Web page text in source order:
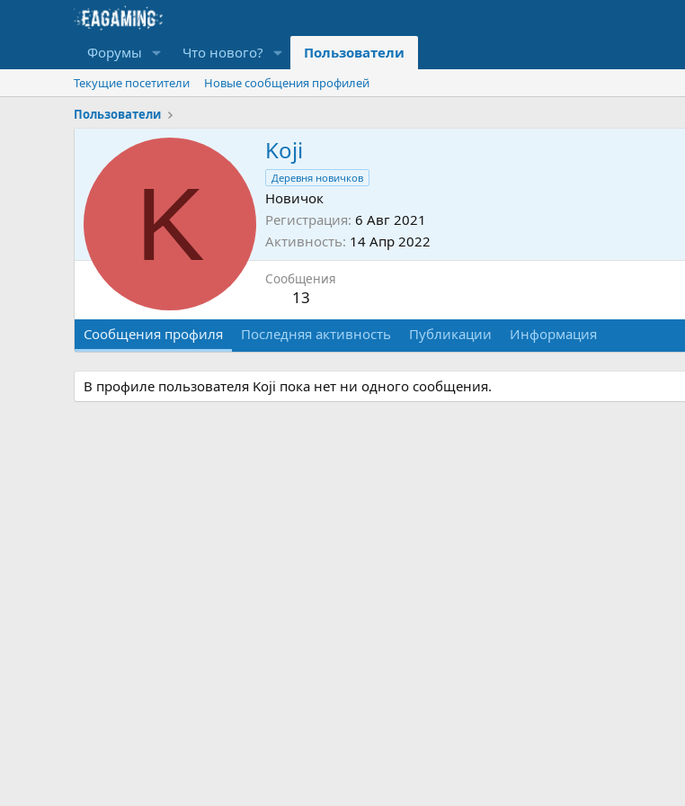
Форумы Что нового? Пользователи
Текущие посетители
Новые сообщения профилей
Пользователи
K
Koji
Деревня новичков
Новичок
Регистрация 6 Авг 2021
Активность 14 Апр 2022
Сообщения
13
Сообщения профиля Последняя активность Публикации Информация
В профиле пользователя Koji пока нет ни одного сообщения.